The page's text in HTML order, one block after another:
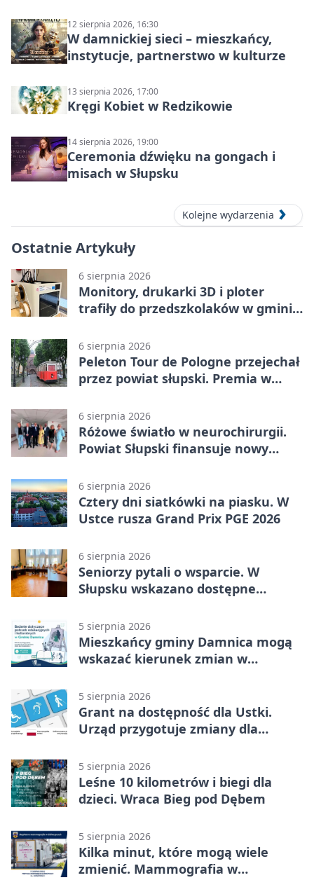
12 sierpnia 2026, 16:30
W damnickiej sieci – mieszkańcy,
instytucje, partnerstwo w kulturze
13 sierpnia 2026, 17:00
Kręgi Kobiet w Redzikowie
14 sierpnia 2026, 19:00
Ceremonia dźwięku na gongach i
misach w Słupsku
Kolejne wydarzenia
Ostatnie Artykuły
6 sierpnia 2026
Monitory, drukarki 3D i ploter
trafiły do przedszkolaków w gminie
6 sierpnia 2026
Peleton Tour de Pologne przejechał
przez powiat słupski. Premia w
6 sierpnia 2026
Różowe światło w neurochirurgii.
Powiat Słupski finansuje nowy
6 sierpnia 2026
Cztery dni siatkówki na piasku. W
Ustce rusza Grand Prix PGE 2026
6 sierpnia 2026
Seniorzy pytali o wsparcie. W
Słupsku wskazano dostępne
5 sierpnia 2026
Mieszkańcy gminy Damnica mogą
wskazać kierunek zmian w
5 sierpnia 2026
Grant na dostępność dla Ustki.
Urząd przygotuje zmiany dla
5 sierpnia 2026
Leśne 10 kilometrów i biegi dla
dzieci. Wraca Bieg pod Dębem
5 sierpnia 2026
Kilka minut, które mogą wiele
zmienić. Mammografia w